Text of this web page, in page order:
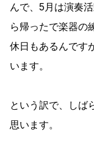
んで、5月は演奏
ら帰ったで楽器の
休日もあるんです
います。
という訳で、しば
思います。